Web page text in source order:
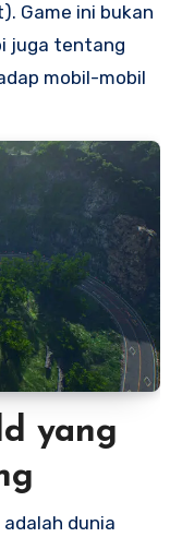
Game ini bukan
juga tentang
mobil-mobil
yang
dunia